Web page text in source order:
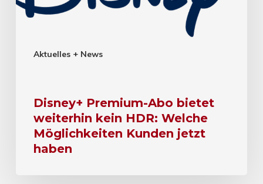
Aktuelles + News
Disney+ Premium-Abo bietet
weiterhin kein HDR: Welche
Möglichkeiten Kunden jetzt
haben